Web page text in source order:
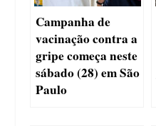
Campanha de
vacinação contra a
gripe começa neste
sábado (28) em São
Paulo